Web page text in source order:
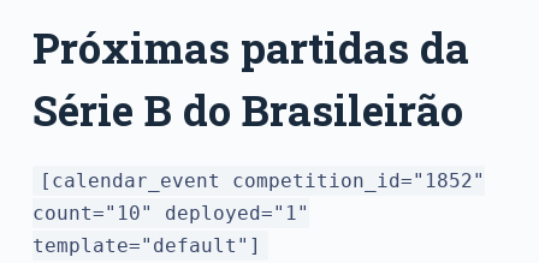
Próximas partidas da
Série B do Brasileirão
[calendar_event competition_id="1852"
count="10" deployed="1"
template="default"]